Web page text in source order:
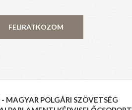
FELIRATKOZOM
- MAGYAR POLGÁRI SZÖVETSÉG